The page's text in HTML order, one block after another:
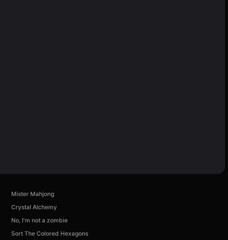
Mister Mahjong
Crystal Alchemy
No, I'm not a zombie
Sort The Colored Hexagons